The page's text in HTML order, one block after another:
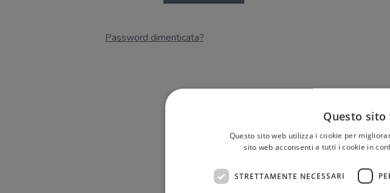
Password dimenticata?
Questo
Questo sito web utilizza i cookie per
sito web acconsenti a tutti i cookie in
STRETTAMENTE NECESSARI